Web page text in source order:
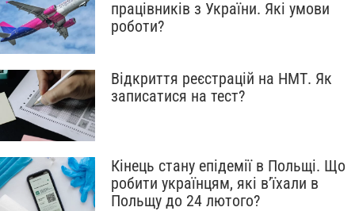
працівників з України. Які умови
роботи?
Відкриття реєстрацій на НМТ. Як
записатися на тест?
Кінець стану епідемії в Польщі. Що
робити українцям, які в’їхали в
Польщу до 24 лютого?